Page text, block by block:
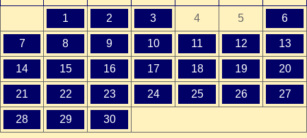
1 2 3 4 5 6
7 8 9 10 11 12 13
14 15 16 17 18 19 20
21 22 23 24 25 26 27
28 29 30